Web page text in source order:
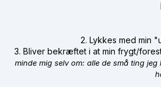
2. Lykkes med min
3. Bliver bekræftet i at min frygt/
minde mig selv om: alle de små ting